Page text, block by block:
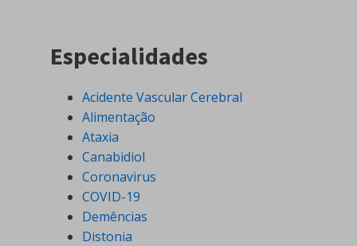
Especialidades
Acidente Vascular Cerebral
Alimentação
Ataxia
Canabidiol
Coronavirus
COVID-19
Demências
Distonia